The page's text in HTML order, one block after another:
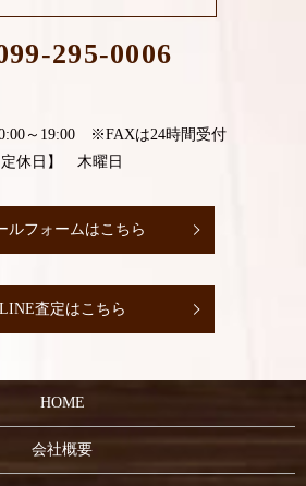
295-0006
～19:00 ※FAXは24時間受付
定休日】 木曜日
ルフォームはこちら
LINE査定はこちら
HOME
会社概要